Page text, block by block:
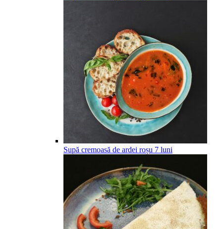
Supă cremoasă de ardei roșu 7 luni